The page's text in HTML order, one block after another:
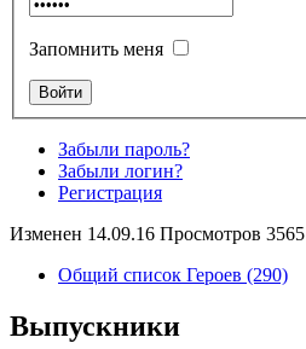
Запомнить меня
Забыли пароль?
Забыли логин?
Регистрация
Изменен 14.09.16 Просмотров 3565
Общий список Героев (290)
Выпускники